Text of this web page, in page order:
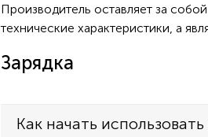
Производитель оставляет за
технические характеристики, а
Зарядка
Как начать